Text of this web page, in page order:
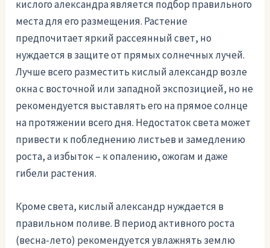
кислого александра является подбор правильного
места для его размещения. Растение
предпочитает яркий рассеянный свет, но
нуждается в защите от прямых солнечных лучей.
Лучше всего разместить кислый александр возле
окна с восточной или западной экспозицией, но не
рекомендуется выставлять его на прямое солнце
на протяжении всего дня. Недостаток света может
привести к побледнению листьев и замедлению
роста, а избыток – к опалению, ожогам и даже
гибели растения.
Кроме света, кислый александр нуждается в
правильном поливе. В период активного роста
(весна-лето) рекомендуется увлажнять землю